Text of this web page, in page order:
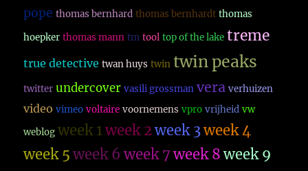
pope thomas bernhard thomas bernhardt thomas
hoepker thomas mann tm tool top of the lake treme
true detective twan huys twin twin peaks
twitter undercover vasili grossman vera verhuizen
video vimeo voltaire voornemens vpro vrijheid vw
weblog week 1week 2week 3week 4
week 5 week 6 week 7 week 8 week 9